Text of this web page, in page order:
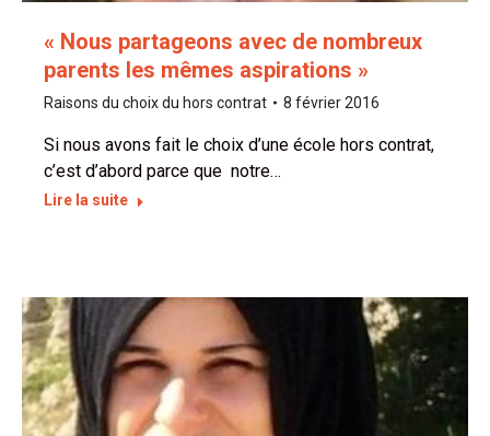
« Nous partageons avec de nombreux
parents les mêmes aspirations »
Raisons du choix du hors contrat 8 février 2016
Si nous avons fait le choix d’une école hors contrat,
c’est d’abord parce que notre…
Lire la suite